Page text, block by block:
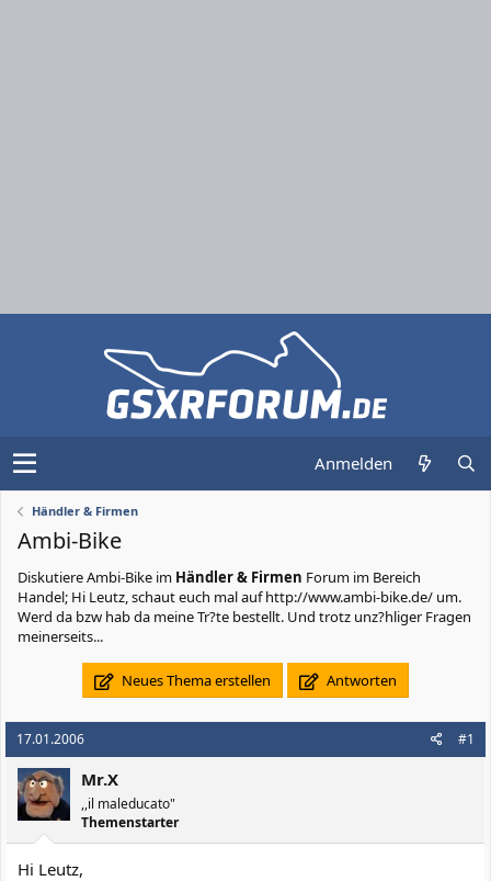
Anmelden
Händler & Firmen
Ambi-Bike
DiskutiereAmbi-Bike im Händler & Firmen Forum im Bereich
Handel; Hi Leutz, schaut euch mal auf http://www.ambi-bike.de/ um.
Werd da bzw hab da meine Tr?te bestellt. Und trotz unz?hliger Fragen
meinerseits...
Neues Thema erstellen Antworten
17.01.2006 #1
Mr.X
,,il maleducato"
Themenstarter
Hi Leutz,